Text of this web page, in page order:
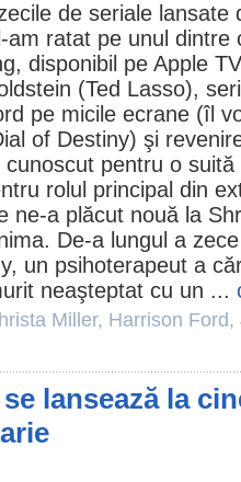
de seriale lansate
am ratat pe unul dintre
, disponibil pe Apple
(Ted Lasso),
pe micile ecrane (îl
of Destiny) şi
pentru o suită
rolul principal din
ne-a plăcut nouă la
De-a lungul a
un psihoterapeut a
neaşteptat cu un ...
Miller, Harrison Ford,
lansează la